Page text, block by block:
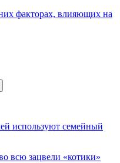
факторах, влияющих на
используют семейный
всю зацвели «котики»